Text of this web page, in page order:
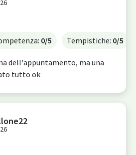
0/5 Tempistiche: 0/5
dell'appuntamento, ma una
tutto ok